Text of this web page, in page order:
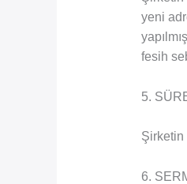
yeni
fesih
5.
Şirketin
6.